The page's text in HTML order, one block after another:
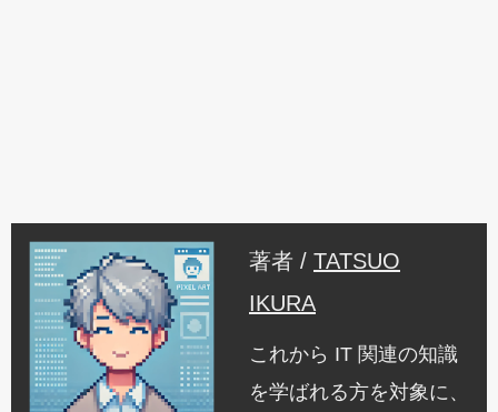
著者 / TATSUO
IKURA
これから IT 関連の知識
を学ばれる方を対象に、